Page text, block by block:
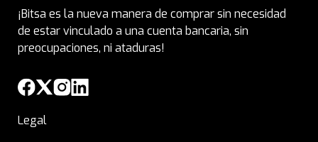
¡Bitsa es la nueva manera de comprar sin necesidad
de estar vinculado a una cuenta bancaria, sin
preocupaciones, ni ataduras!
Legal